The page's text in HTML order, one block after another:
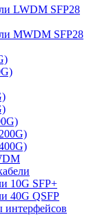
LWDM SFP28
MWDM SFP28
10G SFP+
40G QSFP
интерфейсов